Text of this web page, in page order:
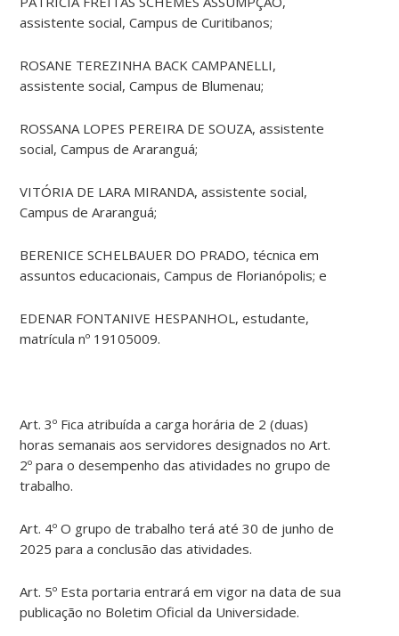
assistente social, Campus de Curitibanos;
ROSANE TEREZINHA BACK CAMPANELLI,
assistente social, Campus de Blumenau;
ROSSANA LOPES PEREIRA DE SOUZA, assistente
social, Campus de Araranguá;
VITÓRIA DE LARA MIRANDA, assistente social,
Campus de Araranguá;
BERENICE SCHELBAUER DO PRADO, técnica em
assuntos educacionais, Campus de Florianópolis; e
EDENAR FONTANIVE HESPANHOL, estudante,
matrícula nº 19105009.
Art. 3º Fica atribuída a carga horária de 2 (duas)
horas semanais aos servidores designados no Art.
2º para o desempenho das atividades no grupo de
trabalho.
Art. 4º O grupo de trabalho terá até 30 de junho de
2025 para a conclusão das atividades.
Art. 5º Esta portaria entrará em vigor na data de sua
publicação no Boletim Oficial da Universidade.